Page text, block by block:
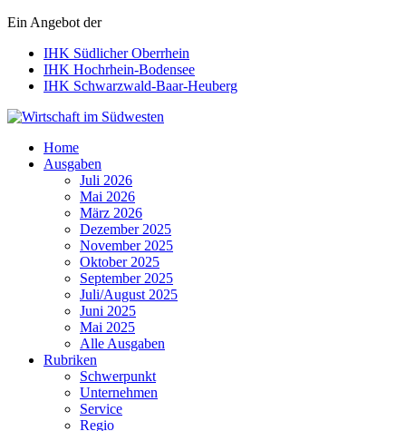
Ein Angebot der
IHK Südlicher Oberrhein
IHK Hochrhein-Bodensee
IHK Schwarzwald-Baar-Heuberg
Wirtschaft im Südwesten
Home
Ausgaben
Juli 2026
Mai 2026
März 2026
Dezember 2025
November 2025
Oktober 2025
September 2025
Juli/August 2025
Juni 2025
Mai 2025
Alle Ausgaben
Rubriken
Schwerpunkt
Unternehmen
Service
Regio